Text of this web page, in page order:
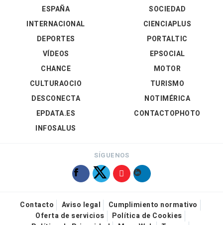
ESPAÑA
INTERNACIONAL
DEPORTES
VÍDEOS
SOCIEDAD
CIENCIAPLUS
PORTALTIC
EPSOCIAL
CHANCE
CULTURAOCIO
DESCONECTA
EPDATA.ES
INFOSALUS
MOTOR
TURISMO
NOTIMÉRICA
CONTACTOPHOTO
SÍGUENOS
Contacto Aviso legal
Cumplimiento normativo
Oferta de servicios
Política de Cookies